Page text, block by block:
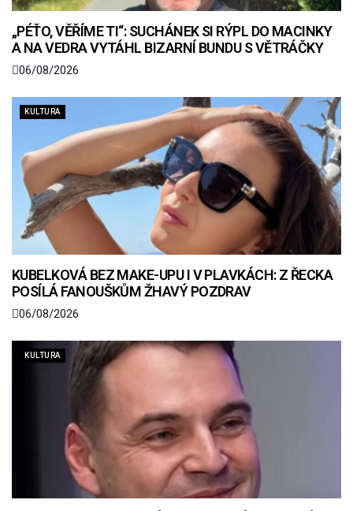
„PÉŤO, VĚŘÍME TI“: SUCHÁNEK SI RÝPL DO MACINKY
A NA VEDRA VYTÁHL BIZARNÍ BUNDU S VĚTRÁČKY
06/08/2026
KULTURA
KUBELKOVÁ BEZ MAKE-UPU I V PLAVKÁCH: Z ŘECKA
POSÍLÁ FANOUŠKŮM ŽHAVÝ POZDRAV
06/08/2026
KULTURA